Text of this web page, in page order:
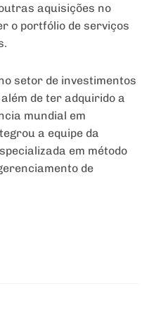
aquisições no
o portfólio de serviços
setor de investimentos
de ter adquirido a
mundial em
a equipe da
em método
de